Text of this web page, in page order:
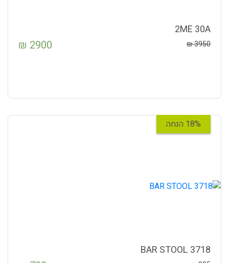
2ME 30A
3950
₪
2900
₪
18% הנחה
3718 BAR STOOL